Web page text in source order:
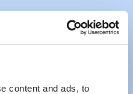
content and ads, to